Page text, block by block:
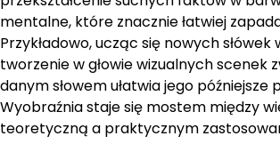
mentalne, które znacznie łatwiej
Przykładowo, ucząc się nowych słówek
tworzenie w głowie wizualnych scenek
danym słowem ułatwia jego późniejsze
Wyobraźnia staje się mostem między
teoretyczną a praktycznym